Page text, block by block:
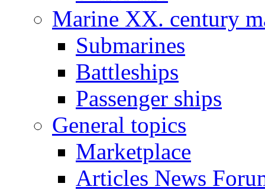
Marine XX. century
Submarines
Battleships
Passenger ships
General topics
Marketplace
Articles News